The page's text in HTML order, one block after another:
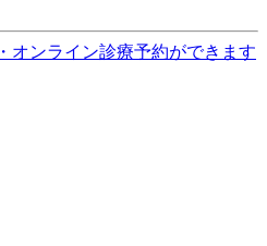
オンライン診療予約ができます